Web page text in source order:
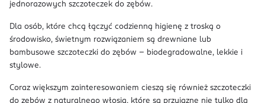
jednorazowych szczoteczek do zębów.
Dla osób, które chcą łączyć codzienną higienę z troską o
środowisko, świetnym rozwiązaniem są drewniane lub
bambusowe szczoteczki do zębów – biodegradowalne, lekkie i
stylowe.
Coraz większym zainteresowaniem cieszą się również szczoteczki
do zębów z naturalnego włosia, które są przyjazne nie tylko dla